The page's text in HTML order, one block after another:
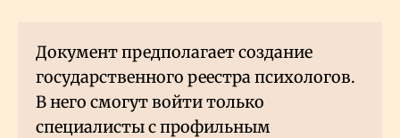
Документ предполагает создание
государственного реестра психологов.
В него смогут войти только
специалисты с профильным